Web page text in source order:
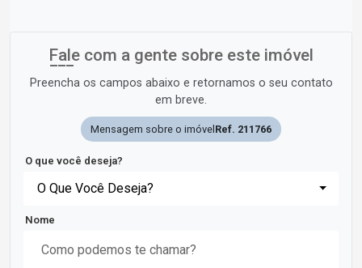
Fale com a gente sobre este imóvel
Preencha os campos abaixo e retornamos o seu contato
em breve.
Mensagem sobre o imóvelRef. 211766
O que você deseja?
O Que Você Deseja?
Nome